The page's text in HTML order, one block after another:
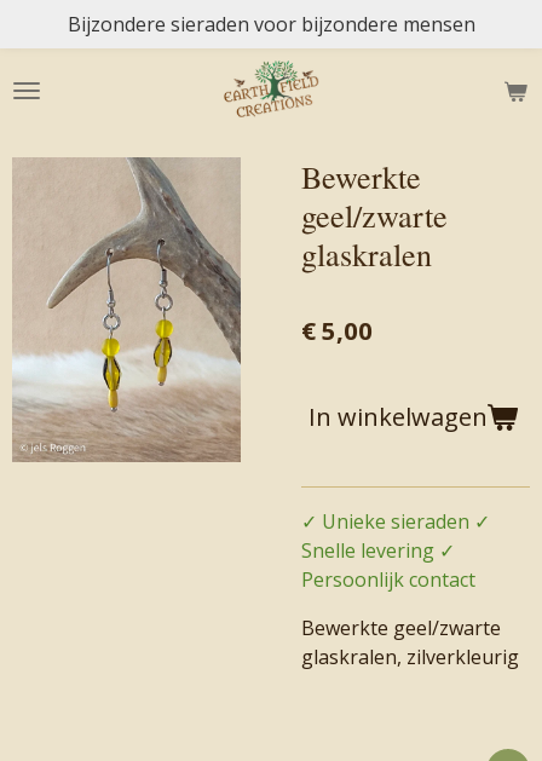
direct
naar
Bijzondere sieraden voor bijzondere mensen
Bewerkte
geel/zwarte
glaskralen
€ 5,00
In winkelwagen
✓ Unieke sieraden ✓
Snelle levering ✓
Persoonlijk contact
Bewerkte geel/zwarte
glaskralen, zilverkleurig